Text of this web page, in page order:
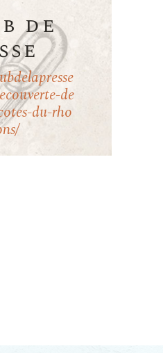
de
de
du-rho